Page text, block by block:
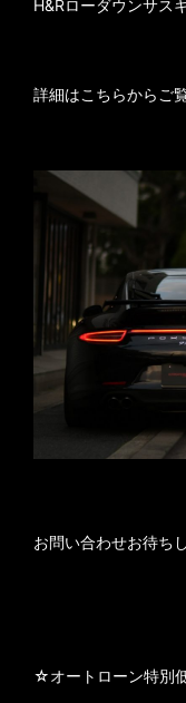
H&Rローダウンサス
詳細はこちらからご
お問い合わせお待ち
☆オートローン特別